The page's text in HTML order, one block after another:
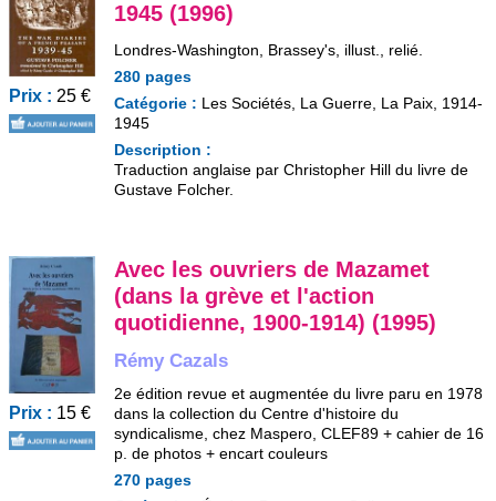
Prix : 25 €
1945 (1996)
Londres-Washington, Brassey's, illust., relié.
280 pages
Catégorie : Les Sociétés, La Guerre, La Paix, 1914-
1945
Description :
Traduction anglaise par Christopher Hill du livre de
Gustave Folcher.
Prix : 15 €
Avec les ouvriers de Mazamet
(dans la grève et l'action
quotidienne, 1900-1914) (1995)
Rémy Cazals
2e édition revue et augmentée du livre paru en 1978
dans la collection du Centre d'histoire du
syndicalisme, chez Maspero, CLEF89 + cahier de 16
p. de photos + encart couleurs
270 pages